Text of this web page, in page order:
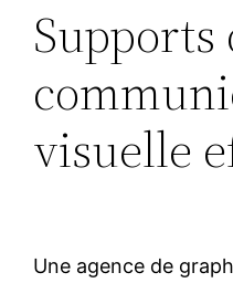
Supports
visuelle
Une agence de